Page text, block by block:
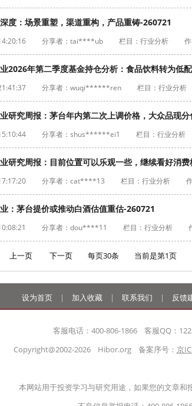
度：场景重塑，渠道重构，产品重铸-260721
分享者：tai****ub 栏目：行业分析 作
2026年第二季度基金持仓分析：食品饮料转为低
分享者：wuqi******ren 栏目：行业分析
研究周报：茅台年内第二次上调价格，大众品现
分享者：shus******ei1 栏目：行业分析
研究周报：目前位置可以乐观一些，继续看好消
分享者：cat****13 栏目：行业分析
：茅台提价或推动白酒估值重估-260721
分享者：dou****11 栏目：行业分析
上一页 下一页每页30条 当前是第1页
设为首页 | 加入收藏 | 联系我们 | 反馈
客服电话：400-806-1866    客服QQ：
Copyright@2002-2026    Hibor.org    备案序号： 京
本网站用于投资学习与研究用途，如果您的文章和